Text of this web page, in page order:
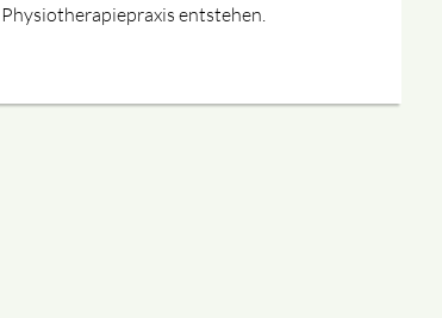
Physiotherapiepraxis entstehen.